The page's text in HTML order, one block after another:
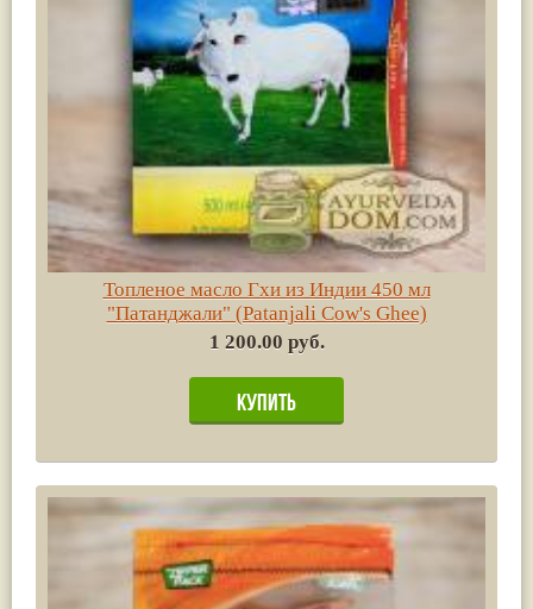
Топленое масло Гхи из Индии 450 мл
"Патанджали" (Patanjali Cow's Ghee)
1 200.00 руб.